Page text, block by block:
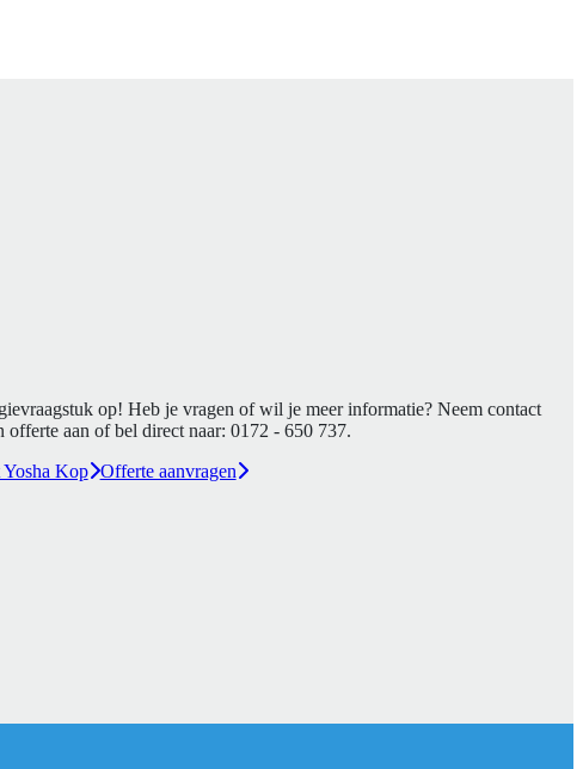
op! Heb je vragen of wil je meer informatie? Neem contact
offerte aan of bel direct naar: 0172 - 650 737.
Yosha Kop Offerte aanvragen